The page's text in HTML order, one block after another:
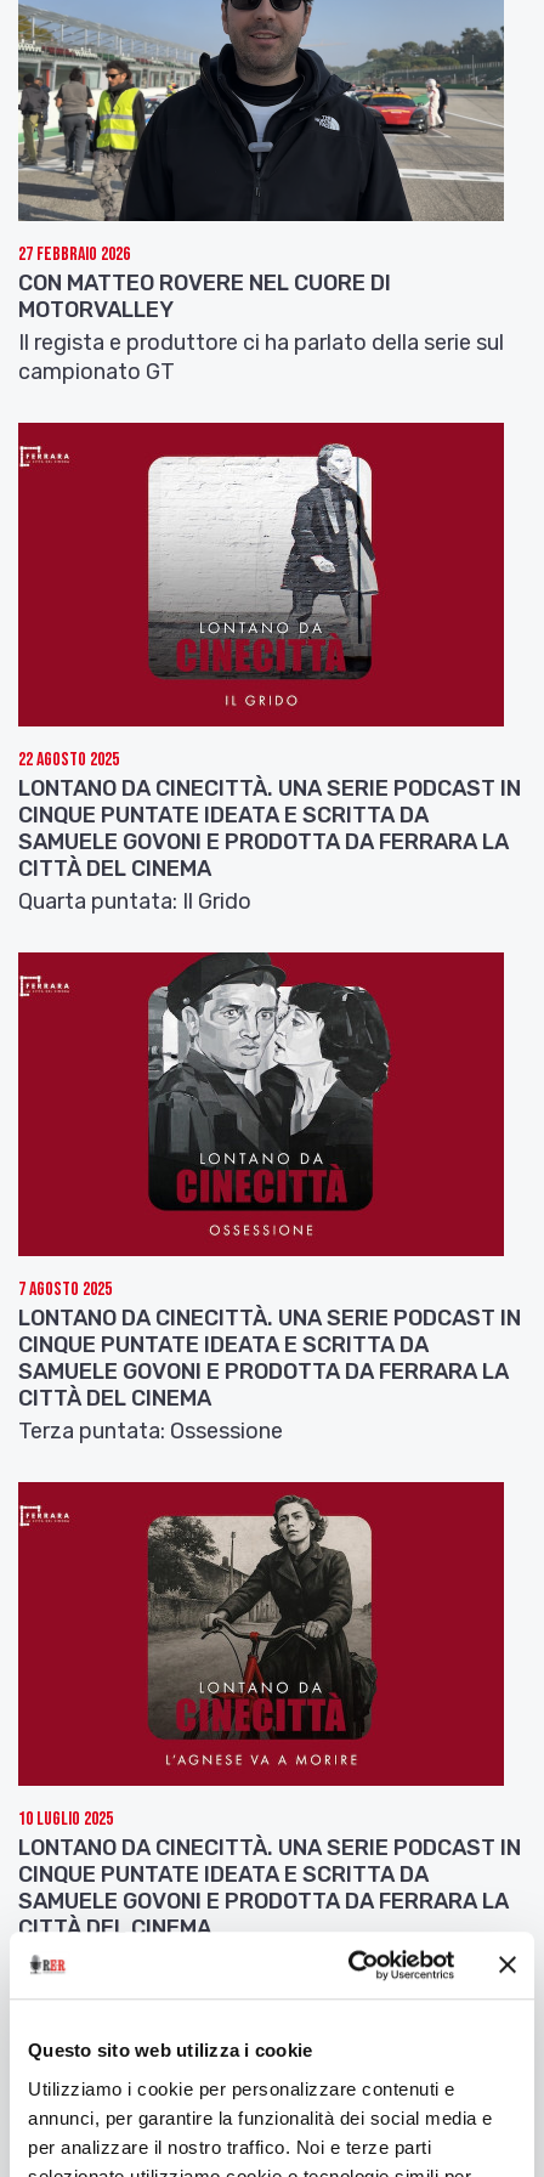
Questo sito web utilizza i cookie
Utilizziamo i cookie per personalizzare contenuti e
annunci, per garantire la funzionalità dei social media e
per analizzare il nostro traffico. Noi e terze parti
esperienza in ambito corale. Una passione che va
molto oltre il dovere, di cui ci parla lui stesso
Intervista Michele Napolitano
Prodotto da
Proposta Video Valeria Consolo
in collaborazione con
Associazione Mozart14e
con il contributo di
Film
della Musica, il film sarà proiettato il 19 giugno in
Senato alle 15, per poi passare al piccolo schermo
il 21 alle 10 su Rai3 e il 24 giugno alle 12.25 su Rai5.
Buona visione, e buon ascolto da Anna Sbarrai
27 Febbraio 2026
CON MATTEO ROVERE NEL CUORE DI
MOTORVALLEY
Il regista e produttore ci ha parlato della serie sul
campionato GT
22 Agosto 2025
LONTANO DA CINECITTÀ. UNA SERIE PODCAST IN
CINQUE PUNTATE IDEATA E SCRITTA DA
SAMUELE GOVONI E PRODOTTA DA FERRARA LA
CITTÀ DEL CINEMA
Quarta puntata: Il Grido
7 Agosto 2025
LONTANO DA CINECITTÀ. UNA SERIE PODCAST IN
CINQUE PUNTATE IDEATA E SCRITTA DA
SAMUELE GOVONI E PRODOTTA DA FERRARA LA
CITTÀ DEL CINEMA
Terza puntata: Ossessione
10 Luglio 2025
LONTANO DA CINECITTÀ. UNA SERIE PODCAST IN
CINQUE PUNTATE IDEATA E SCRITTA DA
SAMUELE GOVONI E PRODOTTA DA FERRARA LA
CITTÀ DEL CINEMA
Seconda puntata: L'Agnese va a morire